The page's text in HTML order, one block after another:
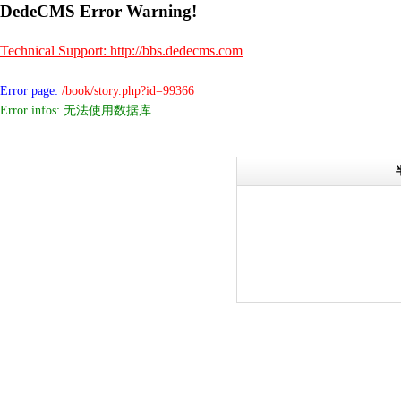
DedeCMS Error Warning!
Technical Support: http://bbs.dedecms.com
Error page: /book/story.php?id=99366
Error infos: 无法使用数据库